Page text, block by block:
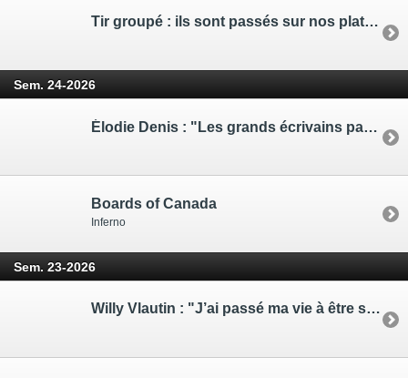
Tir groupé : ils sont passés sur nos platines - 10 indispensables de (...)
Sem. 24-2026
Élodie Denis : "Les grands écrivains parviennent à cette union du sens, du (...)
Boards of Canada
Inferno
Sem. 23-2026
Willy Vlautin : "J’ai passé ma vie à être sauvé par les histoires"